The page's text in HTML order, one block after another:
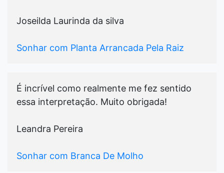
Joseilda Laurinda da silva
Sonhar com Planta Arrancada Pela Raiz
É incrível como realmente me fez sentido
essa interpretação. Muito obrigada!
Leandra Pereira
Sonhar com Branca De Molho